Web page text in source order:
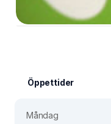
Öppettider
Måndag